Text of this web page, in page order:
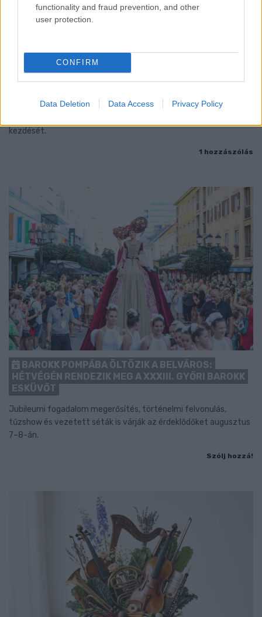
functionality and fraud prevention, and other
user protection.
CONFIRM
Data Deletion Data Access Privacy Policy
ENERGIATAKARÉKOSSÁG: KORÁBBAN KEZDŐDIK
A GYŐRI AUDI ETO KC PÉNTEKI FELKÉSZÜLÉSI
MÉRKŐZÉSE
Az energiaellátás tehermentesítése érdekében másfél órával
kezdését.
1 hozzászólás
BAROKK POMPÁBA ÖLTÖZIK A BELVÁROS:
HÉTVÉGÉN RENDEZIK MEG A XXXIII. GYŐRI BAROKK
ESKÜVŐT
Jubileumi fogadalom megerősítés, történelmi felvonulás,
tűzshow és vezetett séták is várják az érdeklődőket augusztus
7–8-án.
Szólj hozzá!